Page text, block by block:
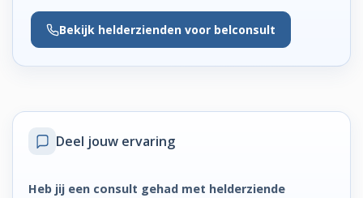
Bekijk helderzienden voor belconsult
Deel jouw ervaring
Heb jij een consult gehad met helderziende